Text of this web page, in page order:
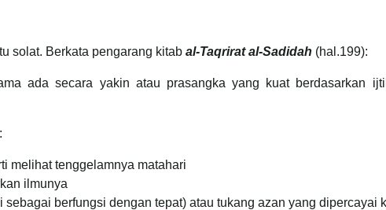
solat. Berkata pengarang kitab al-Taqrirat al-Sadidah (hal.199):
ada secara yakin atau prasangka yang kuat berdasarkan
melihat tenggelamnya matahari
ilmunya
berfungsi dengan tepat) atau tukang azan yang dipercayai